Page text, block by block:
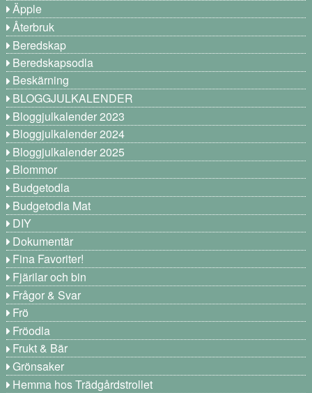
Äpple
Återbruk
Beredskap
Beredskapsodla
Beskärning
BLOGGJULKALENDER
Bloggjulkalender 2023
Bloggjulkalender 2024
Bloggjulkalender 2025
Blommor
Budgetodla
Budgetodla Mat
DIY
Dokumentär
Fina Favoriter!
Fjärilar och bin
Frågor & Svar
Frö
Fröodla
Frukt & Bär
Grönsaker
Hemma hos Trädgårdstrollet